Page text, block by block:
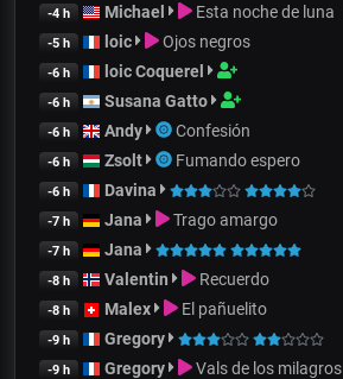
-4 h Michael Esta noche de luna
-5 h loic Ojos negros
-6 h loic Coquerel
-6 h Susana Gatto
-6 h Andy Confesión
-6 h Zsolt Fumando espero
-6 h Davina
-7 h Jana Trago amargo
-7 h Jana
-8 h Valentin Recuerdo
-8 h Malex El pañuelito
-9 h Gregory
-9 h Gregory Vals de los milagros